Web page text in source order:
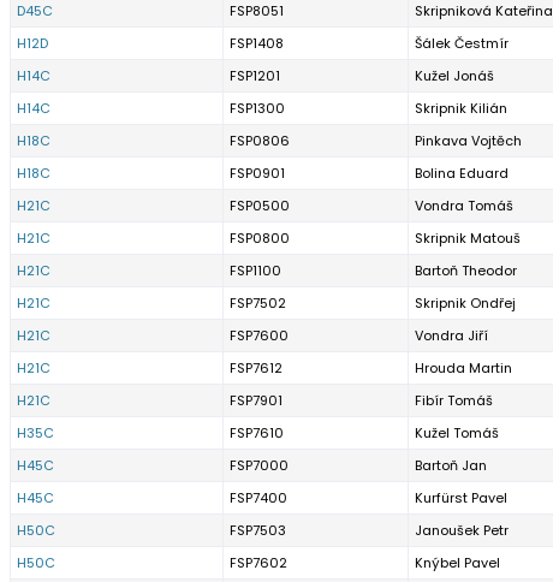
D45C
FSP8051 Skripniková Kateřina
H12D
FSP1408 Šálek Čestmír
H14C
FSP1201 Kužel Jonáš
H14C
FSP1300 Skripnik Kilián
H18C
FSP0806 Pinkava Vojtěch
H18C
FSP0901 Bolina Eduard
H21C
FSP0500 Vondra Tomáš
H21C
FSP0800 Skripnik Matouš
H21C
FSP1100 Bartoň Theodor
H21C
FSP7502 Skripnik Ondřej
H21C
FSP7600 Vondra Jiří
H21C
FSP7612 Hrouda Martin
H21C
FSP7901 Fibír Tomáš
H35C
FSP7610 Kužel Tomáš
H45C
FSP7000 Bartoň Jan
H45C
FSP7400 Kurfürst Pavel
H50C
FSP7503 Janoušek Petr
H50C
FSP7602 Knýbel Pavel